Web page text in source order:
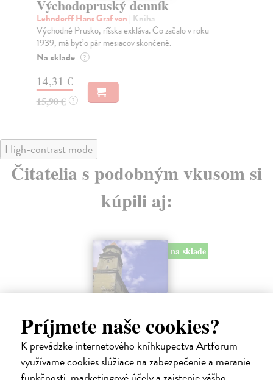
Príjmete naše cookies?
K prevádzke internetového kníhkupectva Artforum
využívame cookies slúžiace na zabezpečenie a meranie
Východopruský denník
Lehndorff Hans Graf von | Kniha
Východné Prusko, ríšska exkláva. Čo začalo v roku
1939, má byť o pár mesiacov skončené.
Na sklade ?
14,31 €
15,90 € ?
High-contrast mode
Čitatelia s podobným vkusom si
kúpili aj:
na sklade
Príbeh hradu Bratislava / The
Story of the Castle in Bratislava